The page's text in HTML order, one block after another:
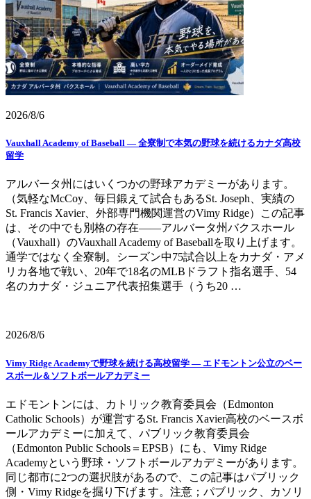
2026/8/6
Vauxhall Academy of Baseball ― 全寮制で本気の野球を続けるカナダ高校
留学
アルバータ州にはいくつかの野球アカデミーがあります。
（気軽なMcCoy、毎日鍛えて試合もあるSt. Joseph、実績の
St. Francis Xavier、外部専門機関運営のVimy Ridge）この記事
は、その中でも別格の存在——アルバータ州バクスホール
（Vauxhall）のVauxhall Academy of Baseballを取り上げます。
通学ではなく全寮制。シーズン中75試合以上をカナダ・アメ
リカ各地で戦い、20年で18名のMLBドラフト指名選手、54
名のカナダ・ジュニア代表招集選手（うち20 …
2026/8/6
Vimy Ridge Academyで野球を続ける高校留学 ― エドモントン公立のベー
スボール＆ソフトボールアカデミー
エドモントンには、カトリック教育委員会（Edmonton
Catholic Schools）が運営するSt. Francis Xavier高校のベースボ
ールアカデミーに加えて、パブリック教育委員会
（Edmonton Public Schools＝EPSB）にも、Vimy Ridge
Academyという野球・ソフトボールアカデミーがあります。
同じ都市に2つの選択肢があるので、この記事はパブリック
側・Vimy Ridgeを掘り下げます。注意；パブリック、カソリ